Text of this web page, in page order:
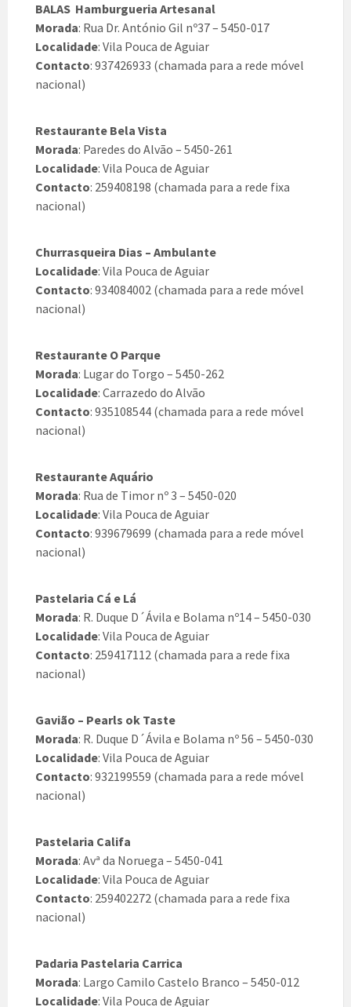
BALAS  Hamburgueria Artesanal
Morada: Rua Dr. António Gil nº37 – 5450-017
Localidade: Vila Pouca de Aguiar
Contacto: 937426933 (chamada para a rede móvel
nacional)
Restaurante Bela Vista
Morada: Paredes do Alvão – 5450-261
Localidade: Vila Pouca de Aguiar
Contacto: 259408198 (chamada para a rede fixa
nacional)
Churrasqueira Dias – Ambulante
Localidade: Vila Pouca de Aguiar
Contacto: 934084002 (chamada para a rede móvel
nacional)
Restaurante O Parque
Morada: Lugar do Torgo – 5450-262
Localidade: Carrazedo do Alvão
Contacto: 935108544 (chamada para a rede móvel
nacional)
Restaurante Aquário
Morada: Rua de Timor nº 3 – 5450-020
Localidade: Vila Pouca de Aguiar
Contacto: 939679699 (chamada para a rede móvel
nacional)
Pastelaria Cá e Lá
Morada: R. Duque D´Ávila e Bolama nº14 – 5450-030
Localidade: Vila Pouca de Aguiar
Contacto: 259417112 (chamada para a rede fixa
nacional)
Gavião – Pearls ok Taste
Morada: R. Duque D´Ávila e Bolama nº 56 – 5450-030
Localidade: Vila Pouca de Aguiar
Contacto: 932199559 (chamada para a rede móvel
nacional)
Pastelaria Califa
Morada: Avª da Noruega – 5450-041
Localidade: Vila Pouca de Aguiar
Contacto: 259402272 (chamada para a rede fixa
nacional)
Padaria Pastelaria Carrica
Morada: Largo Camilo Castelo Branco – 5450-012
Localidade: Vila Pouca de Aguiar